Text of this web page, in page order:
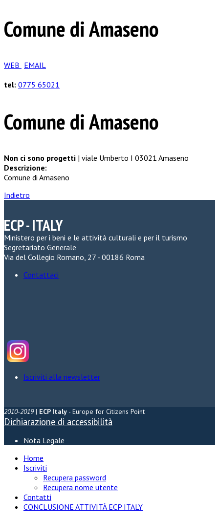
Comune di Amaseno
WEB EMAIL
tel: 0775 65021
Comune di Amaseno
Non ci sono progetti | viale Umberto I 03021 Amaseno
Descrizione:
Comune di Amaseno
Indietro
ECP - ITALY
Ministero per i beni e le attività culturali e per il turismo
Segretariato Generale
Via del Collegio Romano, 27 - 00186 Roma
Contattaci
Iscriviti alla newsletter
2010-2019| ECP Italy - Europe for Citizens Point
Dichiarazione di accessibilità
Nota Legale
Home
Iscriviti
Recupera password
Recupera nome utente
Contatti
CONCLUSIONE ATTIVITÀ ECP ITALY